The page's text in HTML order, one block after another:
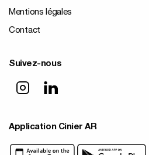
Mentions légales
Contact
Suivez-nous
Application Cinier AR